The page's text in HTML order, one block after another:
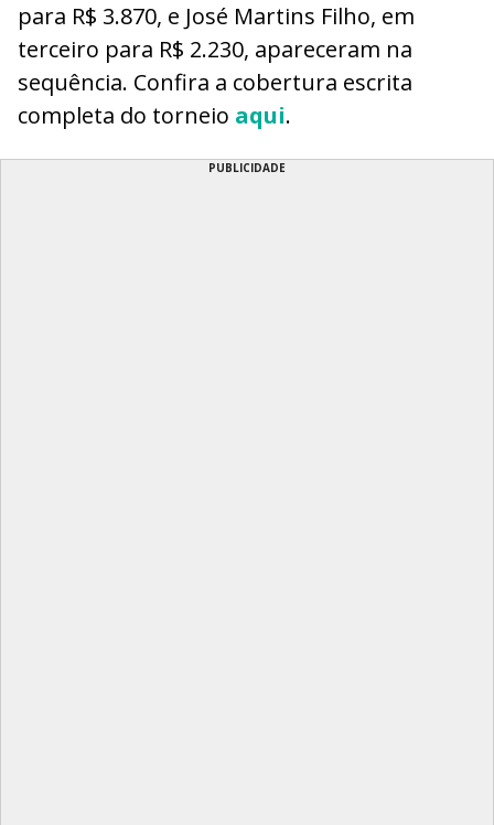
para R$ 3.870, e José Martins Filho, em
terceiro para R$ 2.230, apareceram na
sequência. Confira a cobertura escrita
completa do torneio aqui.
PUBLICIDADE